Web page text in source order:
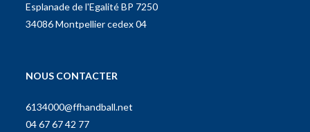
Esplanade de l'Egalité BP 7250
34086 Montpellier cedex 04
NOUS CONTACTER
6134000@ffhandball.net
04 67 67 42 77